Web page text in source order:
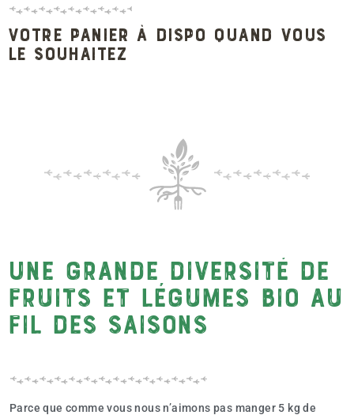
Votre panier à dispo quand vous
le souhaitez
Une grande diversité de
fruits et légumes bio au
fil des saisons
Parce que comme vous nous n’aimons pas manger 5 kg de